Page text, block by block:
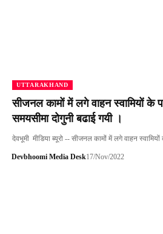
UTTARAKHAND
सीजनल कामों में लगे वाहन स्वामियों के
समयसीमा दोगुनी बढाई गयी ।
देवभूमी मीडिया ब्यूरो -- सीजनल कामों में लगे वाहन
Devbhoomi Media Desk17/Nov/2022